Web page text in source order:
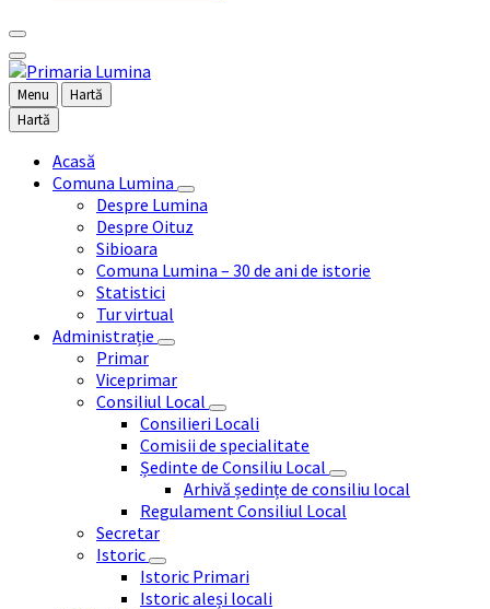
Menu
Hartă
Hartă
Acasă
Comuna Lumina
Despre Lumina
Despre Oituz
Sibioara
Comuna Lumina – 30 de ani de istorie
Statistici
Tur virtual
Administrație
Primar
Viceprimar
Consiliul Local
Consilieri Locali
Comisii de specialitate
Ședinte de Consiliu Local
Arhivă ședințe de consiliu local
Regulament Consiliul Local
Secretar
Istoric
Istoric Primari
Istoric aleși locali